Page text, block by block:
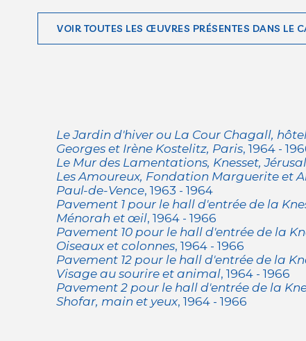
VOIR TOUTES LES ŒUVRES PRÉSENTES DANS LE
Le Jardin d'hiver ou La Cour Chagall,
Georges et Irène Kostelitz, Paris, 1964 -
Le Mur des Lamentations, Knesset,
Les Amoureux, Fondation Marguerite et
Paul-de-Vence, 1963 - 1964
Pavement 1 pour le hall d'entrée de la
Ménorah et œil, 1964 - 1966
Pavement 10 pour le hall d'entrée de la
Oiseaux et colonnes, 1964 - 1966
Pavement 12 pour le hall d'entrée de la
Visage au sourire et animal, 1964 - 1966
Pavement 2 pour le hall d'entrée de la
Shofar, main et yeux, 1964 - 1966